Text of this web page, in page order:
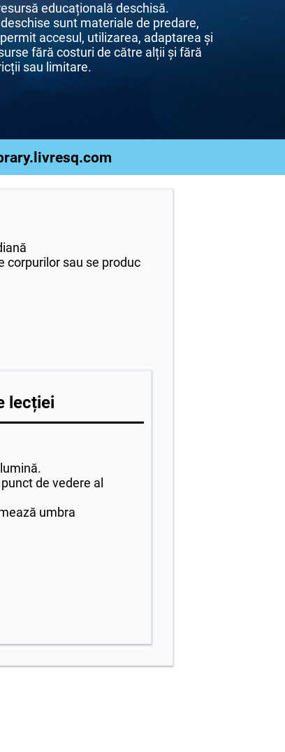
educațională deschisă.
sunt materiale de predare,
accesul, utilizarea, adaptarea și
fără costuri de către alții și fără
sau limitare.
corpurilor sau se produc
lecției
de vedere al
umbra